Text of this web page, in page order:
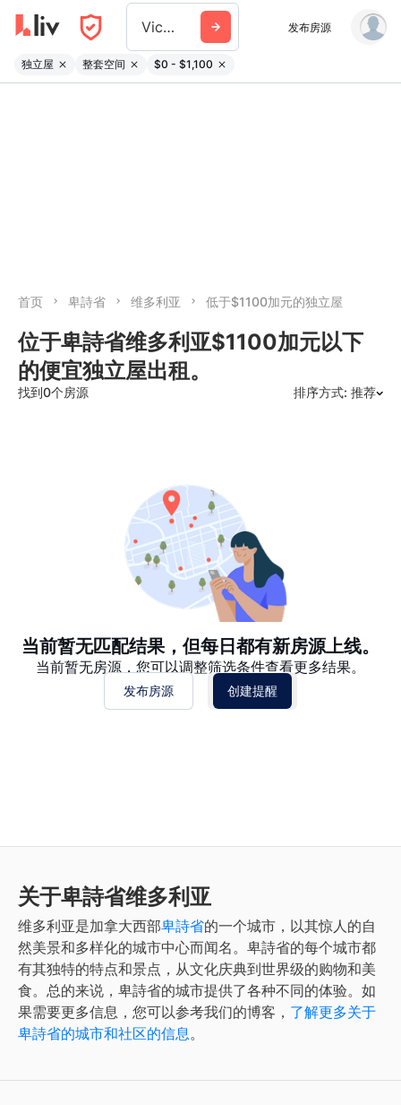
Victoria 发布房源
独立屋 整套空间 $0 - $1,100
首页 卑詩省 维多利亚 低于$1100加元的独立屋
位于卑詩省维多利亚$1100加元以下
的便宜独立屋出租。
找到0个房源 排序方式: 推荐
当前暂无匹配结果，但每日都有新房源上线。
当前暂无房源，您可以调整筛选条件查看更多结果。
发布房源 创建提醒
关于卑詩省维多利亚
维多利亚是加拿大西部卑詩省的一个城市，以其惊人的自
然美景和多样化的城市中心而闻名。卑詩省的每个城市都
有其独特的特点和景点，从文化庆典到世界级的购物和美
食。总的来说，卑詩省的城市提供了各种不同的体验。如
果需要更多信息，您可以参考我们的博客， 了解更多关于
卑詩省的城市和社区的信息。